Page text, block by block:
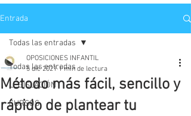
Entrada
Todas las entradas
LEGISLACIÓN
CURSOS
Todas las entradas
Método más fácil, sencillo y
rápido de plantear tu
OPOSICIONES INFANTIL
5 dic 2021 1 min de lectura